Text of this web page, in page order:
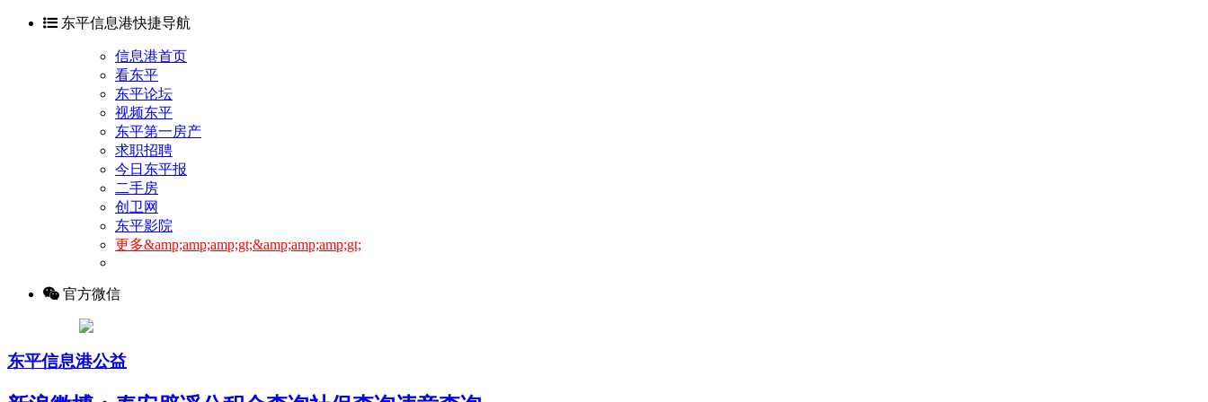
东平信息港快捷导航
信息港首页
看东平
东平论坛
视频东平
东平第一房产
求职招聘
今日东平报
二手房
创卫网
东平影院
更多&amp;amp;amp;gt;&amp;amp;amp;gt;
官方微信
东平信息港公益